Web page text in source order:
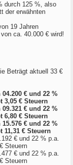
durch 125 %, also
der erwähnten
19 Jahren
ca. 40.000 € wird!
Beträgt aktuell 33 €
€ und 22 %
3,05 € Steuern
€ und 22 %
6,80 € Steuern
€ und 22 %
11,31 € Steuern
€ und 22 % p.a.
Steuern
€ und 22 % p.a.
Steuern